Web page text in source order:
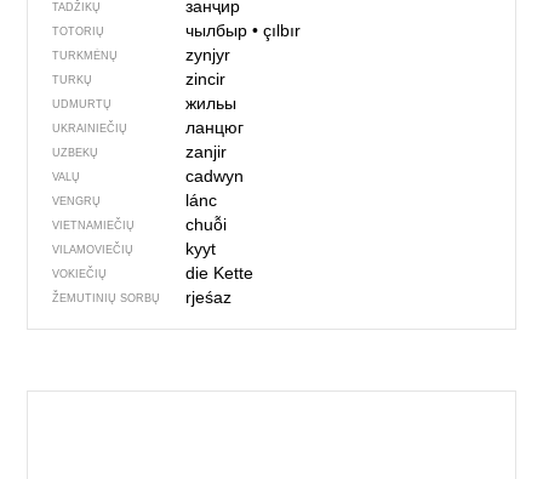
TADŽIKŲ занҷир
TOTORIŲ чылбыр• çılbır
TURKMĖNŲ zynjyr
TURKŲ zincir
UDMURTŲ жильы
UKRAINIEČIŲ ланцюг
UZBEKŲ zanjir
VALŲ cadwyn
VENGRŲ lánc
VIETNAMIEČIŲ chuỗi
VILAMOVIEČIŲ kyyt
VOKIEČIŲ die Kette
ŽEMUTINIŲ SORBŲ rjeśaz